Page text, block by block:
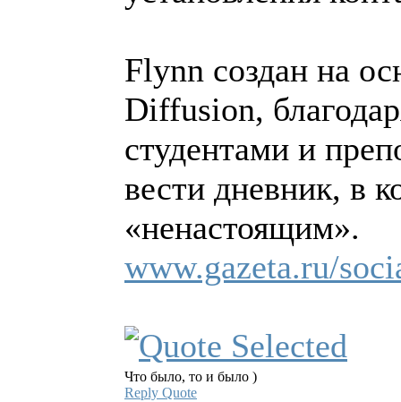
Flynn создан на
Diffusion,
студентами и
вести дневник, в
«ненастоящим».
www.gazeta.ru/
Что было, то и было )
Reply Quote